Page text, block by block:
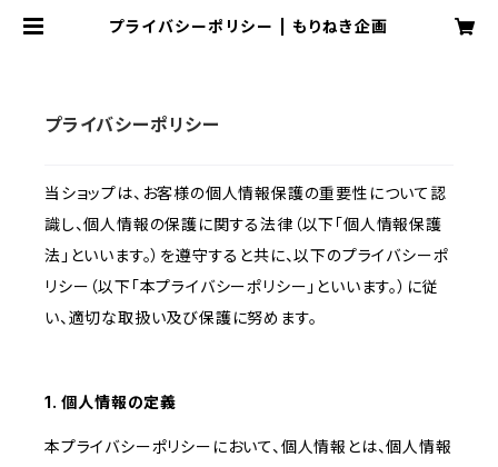
プライバシーポリシー | もりねき企画
プライバシーポリシー
当ショップは、お客様の個人情報保護の重要性について認
識し、個人情報の保護に関する法律（以下「個人情報保護
法」といいます。）を遵守すると共に、以下のプライバシーポ
リシー（以下「本プライバシーポリシー」といいます。）に従
い、適切な取扱い及び保護に努めます。
1. 個人情報の定義
本プライバシーポリシーにおいて、個人情報とは、個人情報